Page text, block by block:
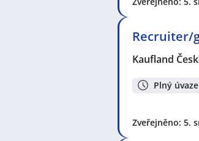
Recruiter/
Kaufland
Plný
Zveřejněno: 5.